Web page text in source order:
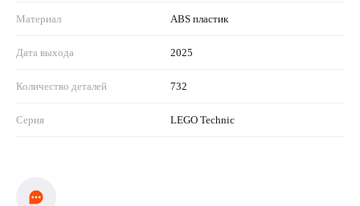
Материал ABS пластик
Дата выхода 2025
Количество деталей 732
Серия LEGO Technic